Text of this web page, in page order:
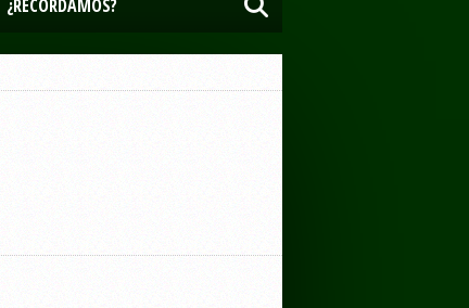
¿RECORDAMOS?